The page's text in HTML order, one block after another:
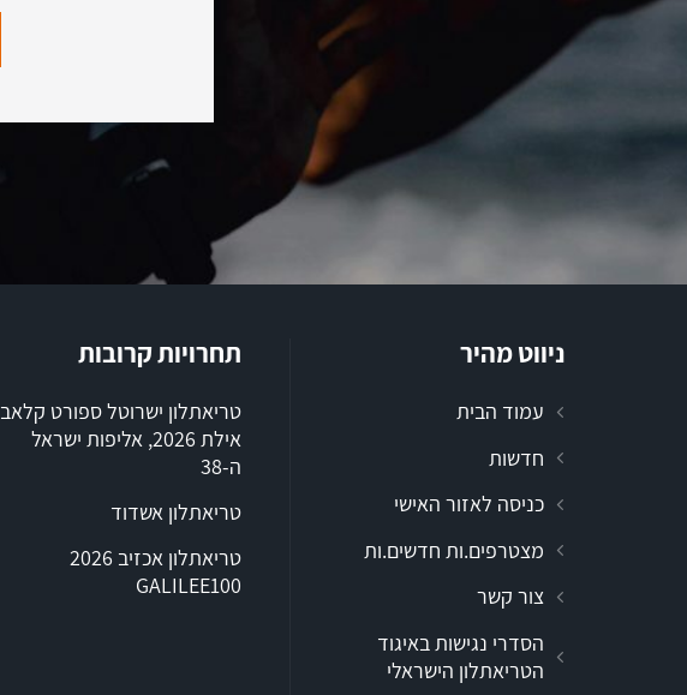
ניווט מהיר
עמוד הבית
חדשות
כניסה לאזור האישי
מצטרפים.ות חדשים.ות
צור קשר
הסדרי נגישות באיגוד
הטריאתלון הישראלי
תחרויות קרובות
טריאתלון ישרוטל ספורט קלאב
אילת 2026, אליפות ישראל
ה-38
טריאתלון אשדוד
טריאתלון אכזיב 2026
GALILEE100